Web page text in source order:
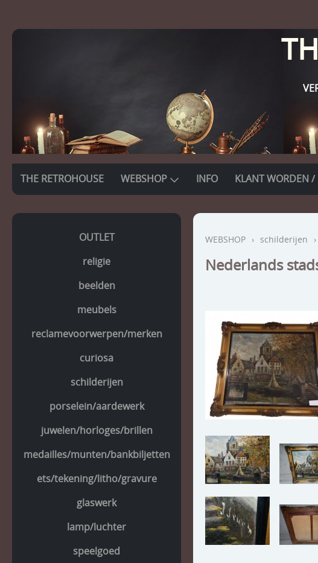
THE RETROHOUSE WEBSHOP INFO KLANT WORDEN /
OUTLET
religie
beelden
meubels
reclamevoorwerpen/merken
curiosa
schilderijen
porselein/aardewerk
juwelen/horloges/brillen
medailles/munten/bankbiljetten
ets/tekening/litho/gravure
glaswerk
lamp/luchter
speelgoed
WEBSHOP › schilderijen ›
Nederlands